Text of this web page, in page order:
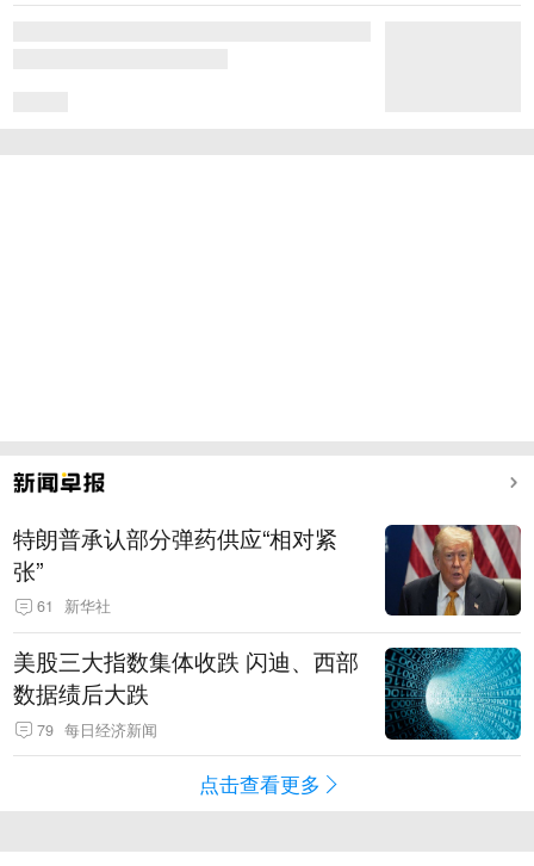
特朗普承认部分弹药供应“相对紧
张”
61 新华社
美股三大指数集体收跌 闪迪、西部
数据绩后大跌
79 每日经济新闻
点击查看更多